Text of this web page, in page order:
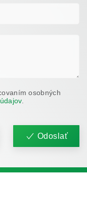
osobných
.
Odoslať